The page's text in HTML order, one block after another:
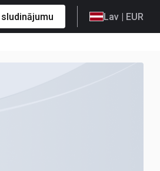
Lav | EUR